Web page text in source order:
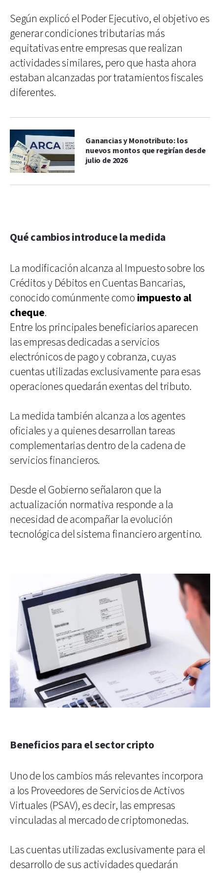
Según explicó el Poder Ejecutivo, el objetivo es
generar condiciones tributarias más
equitativas entre empresas que realizan
actividades similares, pero que hasta ahora
estaban alcanzadas por tratamientos fiscales
diferentes.
Ganancias y Monotributo: los
nuevos montos que regirían desde
julio de 2026
Qué cambios introduce la medida
La modificación alcanza al Impuesto sobre los
Créditos y Débitos en Cuentas Bancarias,
conocido comúnmente como impuesto al
cheque.
Entre los principales beneficiarios aparecen
las empresas dedicadas a servicios
electrónicos de pago y cobranza, cuyas
cuentas utilizadas exclusivamente para esas
operaciones quedarán exentas del tributo.
La medida también alcanza a los agentes
oficiales y a quienes desarrollan tareas
complementarias dentro de la cadena de
servicios financieros.
Desde el Gobierno señalaron que la
actualización normativa responde a la
necesidad de acompañar la evolución
tecnológica del sistema financiero argentino.
Beneficios para el sector cripto
Uno de los cambios más relevantes incorpora
a los Proveedores de Servicios de Activos
Virtuales (PSAV), es decir, las empresas
vinculadas al mercado de criptomonedas.
Las cuentas utilizadas exclusivamente para el
desarrollo de sus actividades quedarán